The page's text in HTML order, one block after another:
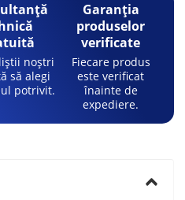
noștri
să alegi
potrivit.
Garanția
produselor
verificate
Fiecare produs
este verificat
înainte de
expediere.